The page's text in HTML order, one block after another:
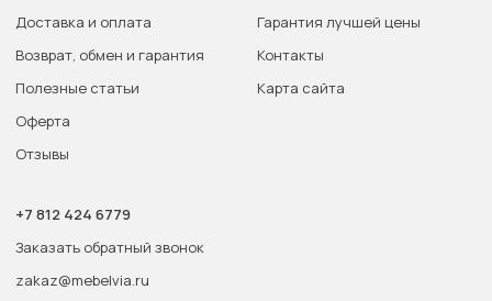
Доставка и оплата
Возврат, обмен и гарантия
Полезные статьи
Оферта
Отзывы
Гарантия лучшей цены
Контакты
Карта сайта
+7 812 424 6779
Заказать обратный звонок
zakaz@mebelvia.ru